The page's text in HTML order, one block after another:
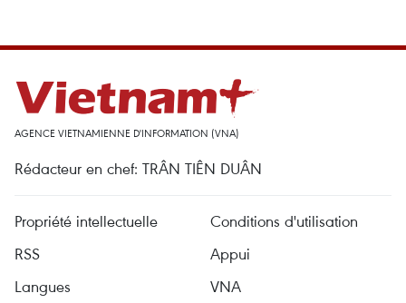
AGENCE VIETNAMIENNE D'INFORMATION (VNA)
Rédacteur en chef: TRÂN TIÊN DUÂN
Propriété intellectuelle
Conditions d'utilisation
RSS
Appui
Langues
VNA